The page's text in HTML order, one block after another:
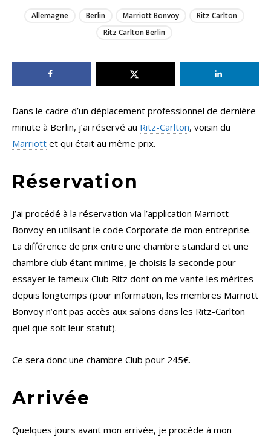
Allemagne Berlin Marriott Bonvoy
Ritz Carlton
Ritz Carlton Berlin
Dans le cadre d’un déplacement professionnel de dernière
minute à Berlin, j’ai réservé au Ritz-Carlton, voisin du
Marriott et qui était au même prix.
Réservation
J’ai procédé à la réservation via l’application Marriott
Bonvoy en utilisant le code Corporate de mon entreprise.
La différence de prix entre une chambre standard et une
chambre club étant minime, je choisis la seconde pour
essayer le fameux Club Ritz dont on me vante les mérites
depuis longtemps (pour information, les membres Marriott
Bonvoy n’ont pas accès aux salons dans les Ritz-Carlton
quel que soit leur statut).
Ce sera donc une chambre Club pour 245€.
Arrivée
Quelques jours avant mon arrivée, je procède à mon